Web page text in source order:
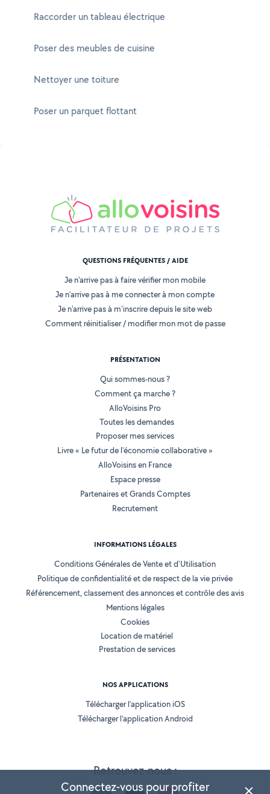
Raccorder un tableau électrique
Poser des meubles de cuisine
Nettoyer une toiture
Poser un parquet flottant
Retrouvez-nous :
QUESTIONS FRÉQUENTES / AIDE
Je n'arrive pas à faire vérifier mon mobile
Je n'arrive pas à me connecter à mon compte
Je n'arrive pas à m'inscrire depuis le site web
Comment réinitialiser / modifier mon mot de passe
PRÉSENTATION
Qui sommes-nous ?
Comment ça marche ?
AlloVoisins Pro
Toutes les demandes
Proposer mes services
Livre « Le futur de l'économie collaborative »
AlloVoisins en France
Espace presse
Partenaires et Grands Comptes
Recrutement
INFORMATIONS LÉGALES
Conditions Générales de Vente et d'Utilisation
Politique de confidentialité et de respect de la vie privée
Référencement, classement des annonces et contrôle des avis
Mentions légales
Cookies
Location de matériel
Prestation de services
NOS APPLICATIONS
Télécharger l’application iOS
Télécharger l’application Android
Connectez-vous pour profiter